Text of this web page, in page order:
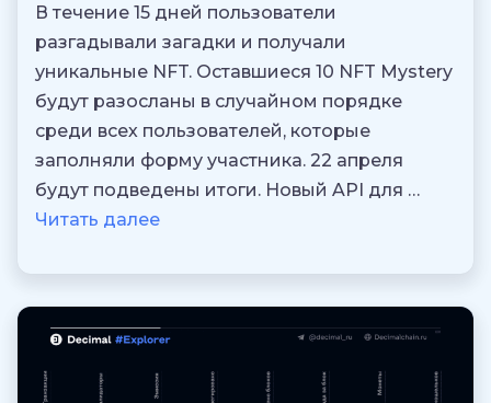
В течение 15 дней пользователи
разгадывали загадки и получали
уникальные NFT. Оставшиеся 10 NFT Mystery
будут разосланы в случайном порядке
среди всех пользователей, которые
заполняли форму участника. 22 апреля
будут подведены итоги. Новый API для …
Читать далее